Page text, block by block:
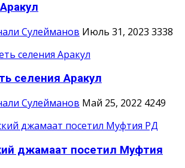
Сулейманов Июль 31, 2023 3338
селения Аракул
Сулейманов Май 25, 2022 4249
джамаат посетил Муфтия